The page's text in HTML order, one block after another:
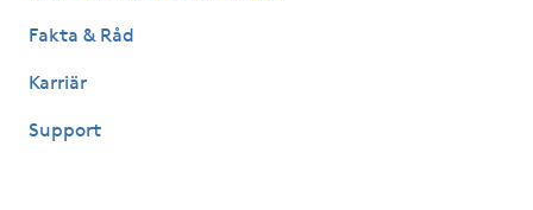
Hyaluronsyra
Hyperhidros
Fakta & Råd
Karriär
Support